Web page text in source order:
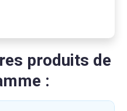
produits de
: